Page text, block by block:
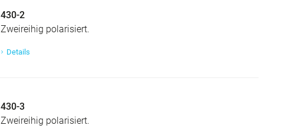
430-2
Zweireihig polarisiert.
Details
430-3
Zweireihig polarisiert.